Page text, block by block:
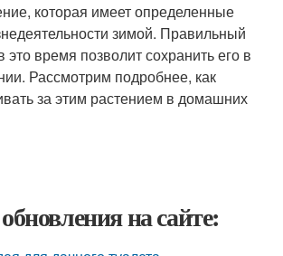
которая имеет определенные
зимой. Правильный
это время позволит сохранить его в
Рассмотрим подробнее, как
за этим растением в домашних
на сайте: